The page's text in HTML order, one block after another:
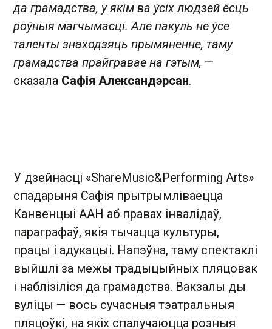
да грамадства, у якім ва ўсіх людзей ёсць
роўныя магчымасці. Але пакуль не ўсе
таленты знаходзяць прымяненне, таму
грамадства прайгравае на гэтым, —
сказала Сафія Александэрсан.
У дзейнасці «ShareMusic&Performing Arts»
спадарыня Сафія прытрымліваецца
Канвенцыі ААН аб правах інвалідаў,
параграфаў, якія тычацца культуры,
працы і адукацыі. Напэўна, таму спектаклі
выйшлі за межы традыцыйных пляцовак
і наблізіліся да грамадства. Вакзалы ды
вуліцы — вось сучасныя тэатральныя
пляцоўкі, на якіх спалучаюцца розныя